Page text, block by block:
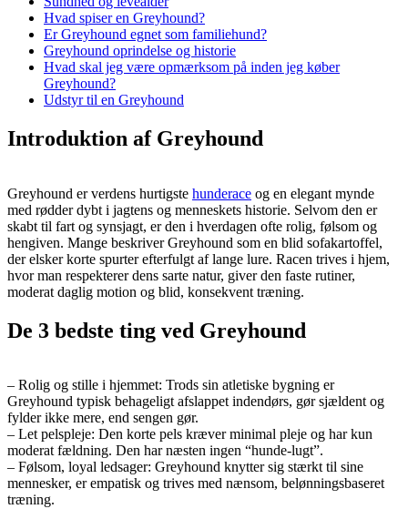
Hvad spiser en Greyhound?
Er Greyhound egnet som familiehund?
Greyhound oprindelse og historie
Hvad skal jeg være opmærksom på inden jeg køber
Greyhound?
Udstyr til en Greyhound
Introduktion af Greyhound
Greyhound er verdens hurtigste hunderace og en elegant mynde
med rødder dybt i jagtens og menneskets historie. Selvom den er
skabt til fart og synsjagt, er den i hverdagen ofte rolig, følsom og
hengiven. Mange beskriver Greyhound som en blid sofakartoffel,
der elsker korte spurter efterfulgt af lange lure. Racen trives i hjem,
hvor man respekterer dens sarte natur, giver den faste rutiner,
moderat daglig motion og blid, konsekvent træning.
De 3 bedste ting ved Greyhound
– Rolig og stille i hjemmet: Trods sin atletiske bygning er
Greyhound typisk behageligt afslappet indendørs, gør sjældent og
fylder ikke mere, end sengen gør.
– Let pelspleje: Den korte pels kræver minimal pleje og har kun
moderat fældning. Den har næsten ingen “hunde-lugt”.
– Følsom, loyal ledsager: Greyhound knytter sig stærkt til sine
mennesker, er empatisk og trives med nænsom, belønningsbaseret
træning.